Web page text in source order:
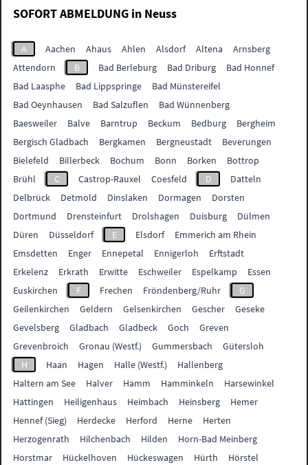
SOFORT ABMELDUNG in Neuss
A Aachen Ahaus Ahlen Alsdorf Altena
Arnsberg
Attendorn
B Bad Berleburg Bad Driburg
Bad Honnef
Bad Laasphe
Bad Lippspringe
Bad Münstereifel
Bad Oeynhausen
Bad Salzuflen
Bad Wünnenberg
Baesweiler
Balve Barntrup Beckum Bedburg
Bergheim
Bergisch Gladbach
Bergkamen Bergneustadt
Beverungen
Bielefeld
Billerbeck Bochum Bonn Borken
Bottrop
Brühl
C Castrop-Rauxel Coesfeld D
Datteln
Delbrück
Detmold Dinslaken Dormagen
Dorsten
Dortmund
Drensteinfurt Drolshagen Duisburg
Dülmen
Düren
Düsseldorf E Elsdorf
Emmerich am Rhein
Emsdetten
Enger Ennepetal Ennigerloh
Erftstadt
Erkelenz
Erkrath Erwitte Eschweiler Espelkamp
Essen
Euskirchen
F Frechen Fröndenberg/Ruhr
G
Geilenkirchen
Geldern Gelsenkirchen Gescher
Geseke
Gevelsberg
Gladbach Gladbeck Goch
Greven
Grevenbroich
Gronau (Westf.) Gummersbach
Gütersloh
H
Haan Hagen Halle (Westf.)
Hallenberg
Haltern am See
Halver Hamm Hamminkeln
Harsewinkel
Hattingen
Heiligenhaus Heimbach Heinsberg
Hemer
Hennef (Sieg)
Herdecke Herford Herne
Herten
Herzogenrath
Hilchenbach Hilden
Horn-Bad Meinberg
Horstmar
Hückelhoven Hückeswagen Hürth
Hörstel